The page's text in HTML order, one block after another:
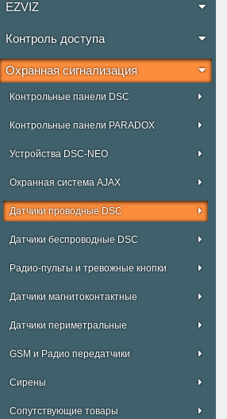
EZVIZ
Контроль доступа
Охранная сигнализация
Контрольные панели DSC
Контрольные панели PARADOX
Устройства DSC-NEO
Охранная система AJAX
Датчики проводные DSC
Датчики беспроводные DSC
Радио-пульты и тревожные кнопки
Датчики магнитоконтактные
Датчики периметральные
GSM и Радио передатчики
Сирены
Сопутствующие товары